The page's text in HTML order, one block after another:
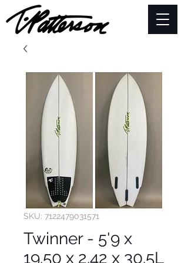
SKU: 7122479031571
Twinner - 5'9 x
19.50 x 2.42 x 30.5L